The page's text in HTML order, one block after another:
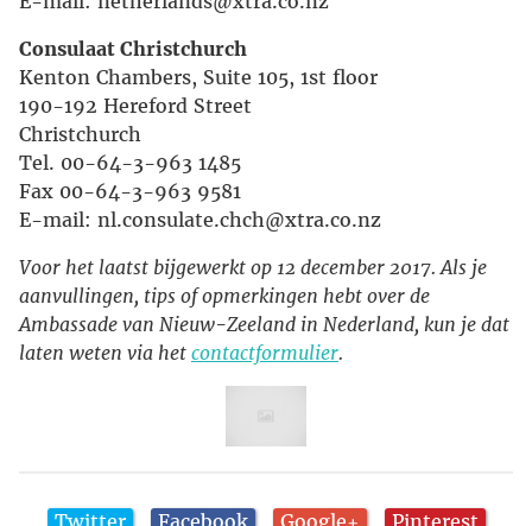
Consulaat Christchurch
Kenton Chambers, Suite 105, 1st floor
190-192 Hereford Street
Christchurch
Tel. 00-64-3-963 1485
Fax 00-64-3-963 9581
E-mail: nl.consulate.chch@xtra.co.nz
Voor het laatst bijgewerkt op 12 december 2017. Als je
aanvullingen, tips of opmerkingen hebt over de
Ambassade van Nieuw-Zeeland in Nederland, kun je dat
laten weten via het contactformulier.